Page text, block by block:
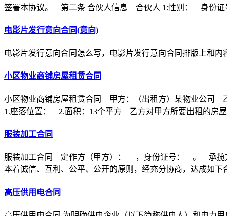
签署本协议。 第二条 合伙人信息 合伙人 1:性别： 身份
电影片发行意向合同(意向)
电影片发行意向合同怎么写，电影片发行意向合同排版上和
小区物业商铺房屋租赁合同
小区物业商铺房屋租赁合同 甲方：（出租方）某物业公司
1.座落位置： 2.面积：13个平方 乙方对甲方所要出租的房
服装加工合同
服装加工合同 定作方（甲方）： ，身份证号： 。 承揽
本着诚信、互利、公平、公开的原则，经充分协商，达成如下
高压供用电合同